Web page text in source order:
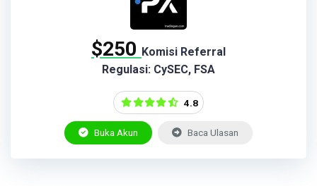
$250 Komisi Referral
Regulasi: CySEC, FSA
4.8
Buka Akun Baca Ulasan